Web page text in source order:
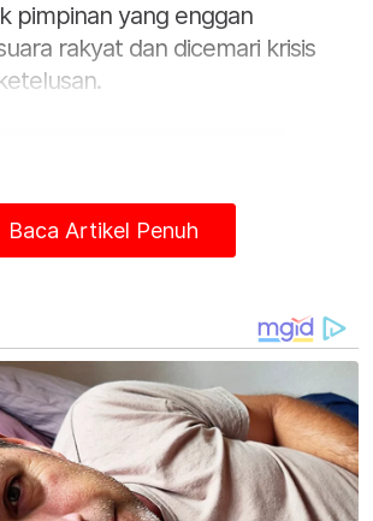
pimpinan yang enggan
rakyat dan dicemari krisis
turut menyatakan pendirian
sebelum ini lemah
Baca Artikel Penuh